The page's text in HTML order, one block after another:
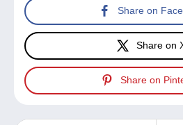
Share on
Share on
Share on